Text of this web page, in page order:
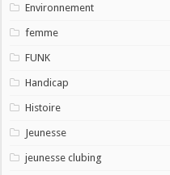
Environnement
femme
FUNK
Handicap
Histoire
Jeunesse
jeunesse clubing